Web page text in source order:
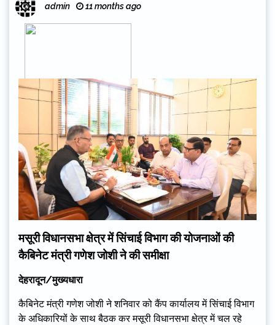
admin 11 months ago
मसूरी विधानसभा क्षेत्र में सिंचाई विभाग की योजनाओं की
कैबिनेट मंत्री गणेश जोशी ने की समीक्षा
देहरादून/मुख्यधारा
कैबिनेट मंत्री गणेश जोशी ने शनिवार को कैंप कार्यालय में सिंचाई विभाग
के अधिकारियों के साथ बैठक कर मसूरी विधानसभा क्षेत्र में चल रहे